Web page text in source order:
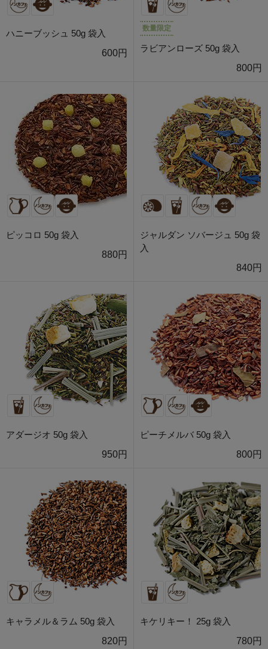
ハニーブッシュ 50g 袋入
600円
数量限定
ラビアンローズ 50g 袋入
800円
ピッコロ 50g 袋入
880円
ジャルダン ソバージュ 50g 袋
入
840円
アダージオ 50g 袋入
950円
ピーチメルバ 50g 袋入
800円
キャラメル＆ラム 50g 袋入
820円
キケリキー！ 25g 袋入
780円